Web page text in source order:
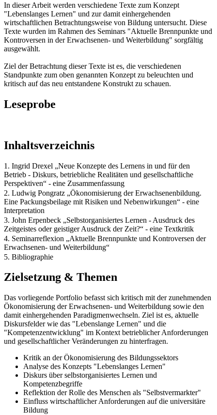
In dieser Arbeit werden verschiedene Texte zum Konzept
"Lebenslanges Lernen" und zur damit einhergehenden
wirtschaftlichen Betrachtungsweise von Bildung untersucht. Diese
Texte wurden im Rahmen des Seminars "Aktuelle Brennpunkte und
Kontroversen in der Erwachsenen- und Weiterbildung" sorgfältig
ausgewählt.
Ziel der Betrachtung dieser Texte ist es, die verschiedenen
Standpunkte zum oben genannten Konzept zu beleuchten und
kritisch auf das neu entstandene Konstrukt zu schauen.
Leseprobe
Inhaltsverzeichnis
1. Ingrid Drexel „Neue Konzepte des Lernens in und für den
Betrieb - Diskurs, betriebliche Realitäten und gesellschaftliche
Perspektiven“ - eine Zusammenfassung
2. Ludwig Pongratz „Ökonomisierung der Erwachsenenbildung.
Eine Packungsbeilage mit Risiken und Nebenwirkungen“ - eine
Interpretation
3. John Erpenbeck „Selbstorganisiertes Lernen - Ausdruck des
Zeitgeistes oder geistiger Ausdruck der Zeit?“ - eine Textkritik
4. Seminarreflexion „Aktuelle Brennpunkte und Kontroversen der
Erwachsenen- und Weiterbildung“
5. Bibliographie
Zielsetzung & Themen
Das vorliegende Portfolio befasst sich kritisch mit der zunehmenden
Ökonomisierung der Erwachsenen- und Weiterbildung sowie den
damit einhergehenden Paradigmenwechseln. Ziel ist es, aktuelle
Diskursfelder wie das "Lebenslange Lernen" und die
"Kompetenzentwicklung" im Kontext betrieblicher Anforderungen
und gesellschaftlicher Veränderungen zu hinterfragen.
Kritik an der Ökonomisierung des Bildungssektors
Analyse des Konzepts "Lebenslanges Lernen"
Diskurs über selbstorganisiertes Lernen und
Kompetenzbegriffe
Reflektion der Rolle des Menschen als "Selbstvermarkter"
Einfluss wirtschaftlicher Anforderungen auf die universitäre
Bildung